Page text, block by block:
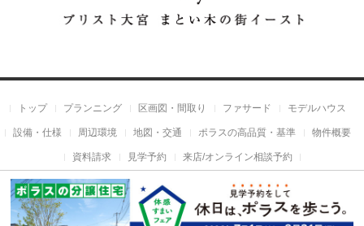
トップ プランニング 区画図・間取り ファサード モデルハウス
設備・仕様 周辺環境 地図・交通 ポラスの高品質・基準 物件概要
資料請求 見学予約 来店/オンライン相談予約